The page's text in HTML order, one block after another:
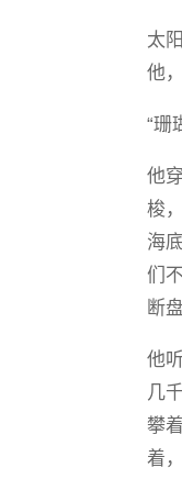
太
他
“珊
他
梭
海
们
断
他
几
攀
着